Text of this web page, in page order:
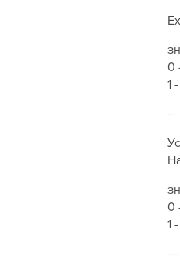
0
1
--
0
1
---